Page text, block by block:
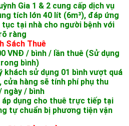
Gia 1 & 2 cung cấp dịch vụ
tích lớn 40 lít (6m³), đáp ứng
tục tại nhà cho người bệnh với
ràng
Sách Thuê
VNĐ / bình / lần thuê (Sử dụng
bình)
khách sử dụng 01 bình vượt quá
cửa hàng sẽ tính phí phụ thu
ngày / bình
áp dụng cho thuê trực tiếp tại
tự chuẩn bị phương tiện vận